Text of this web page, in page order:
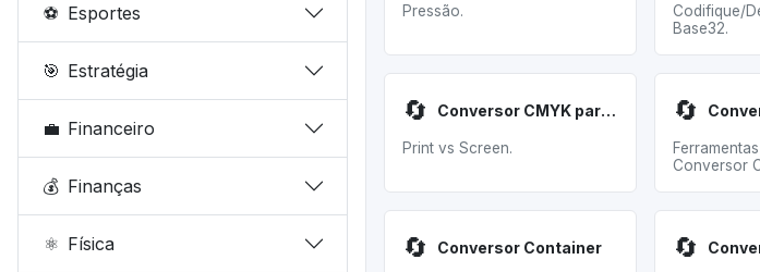
⚽ Esportes
🎯 Estratégia
💼 Financeiro
💰 Finanças
⚛️ Física
Pressão.
Codifique/
Base32.
🔄 Conversor CMYK para RGB
Print vs Screen.
🔄
Conversor
🔄 Conversor Container 🔄